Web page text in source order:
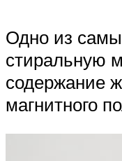
Одно из
стиральную
содержание
магнитного